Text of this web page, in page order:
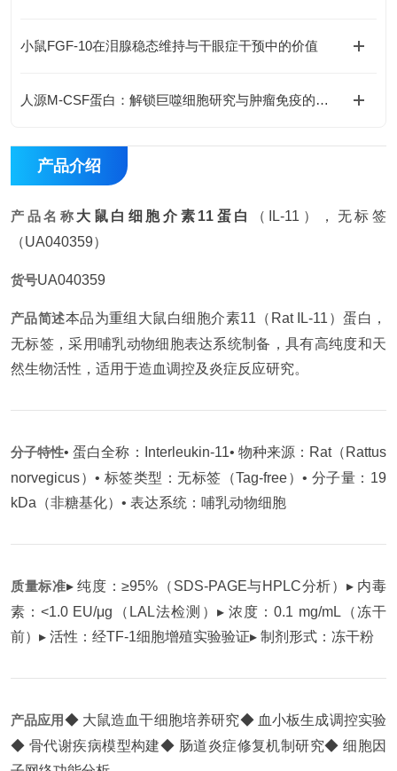
小鼠FGF-10在泪腺稳态维持与干眼症干预中的价值
人源M-CSF蛋白：解锁巨噬细胞研究与肿瘤免疫的科研密钥
产品介绍
产品名称 大鼠白细胞介素11蛋白
（IL-11），无标签
（UA040359）
货号UA040359
产品简述本品为重组大鼠白细胞介素11（Rat IL-11）蛋白，
无标签，采用哺乳动物细胞表达系统制备，具有高纯度和天
然生物活性，适用于造血调控及炎症反应研究。
分子特性• 蛋白全称：Interleukin-11• 物种来源：Rat（Rattus
norvegicus）• 标签类型：无标签（Tag-free）• 分子量：19
kDa（非糖基化） • 表达系统：哺乳动物细胞
质量标准▸ 纯度：≥95%（SDS-PAGE与HPLC分析） ▸ 内毒
素：<1.0 EU/μg（LAL法检测） ▸ 浓度：0.1 mg/mL（冻干
前） ▸ 活性：经TF-1细胞增殖实验验证▸ 制剂形式：冻干粉
产品应用◆ 大鼠造血干细胞培养研究◆ 血小板生成调控实验
◆ 骨代谢疾病模型构建◆ 肠道炎症修复机制研究◆ 细胞因